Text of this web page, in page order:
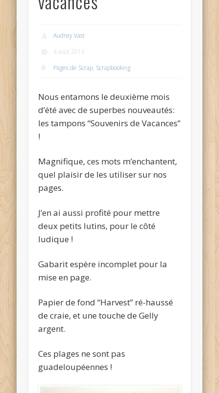
Audrey Vast
4 août 2013
Pages de Scrap, Scrapbooking
Nous entamons le deuxième mois
d’été avec de superbes nouveautés:
les tampons “Souvenirs de Vacances”
!
Magnifique, ces mots m’enchantent,
quel plaisir de les utiliser sur nos
pages.
J’en ai aussi profité pour mettre
deux petits lutins, pour le côté
ludique !
Gabarit espère incomplet pour la
mise en page.
Papier de fond “Harvest” ré-haussé
de craie, et une touche de Gelly
argent.
Ces plages ne sont pas
guadeloupéennes !